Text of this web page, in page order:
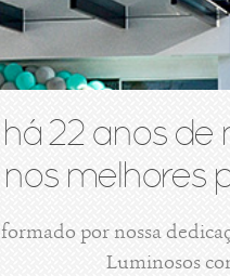
22 anos
nos melhores
por nossa
Luminosos